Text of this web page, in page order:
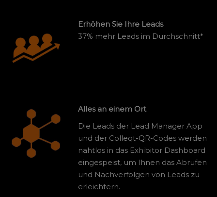
Erhöhen Sie Ihre Leads
37% mehr Leads im Durchschnitt*
Alles an einem Ort
Die Leads der Lead Manager App
und der Colleqt-QR-Codes werden
nahtlos in das Exhibitor Dashboard
eingespeist, um Ihnen das Abrufen
und Nachverfolgen von Leads zu
erleichtern.